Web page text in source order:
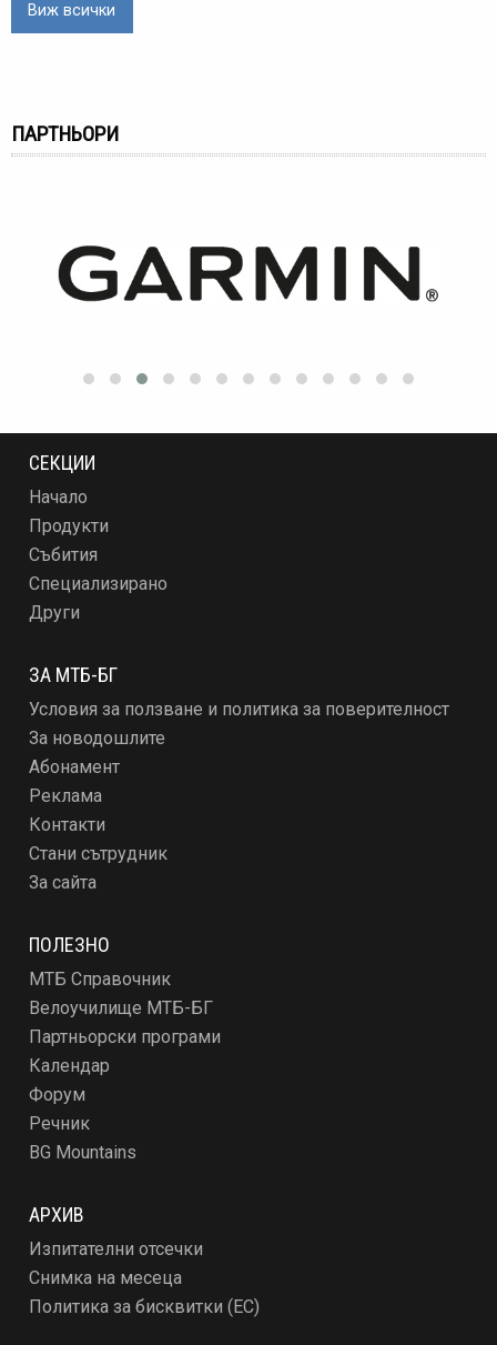
Виж всички
ПАРТНЬОРИ
СЕКЦИИ
Начало
Продукти
Събития
Специализирано
Други
ЗА МТБ-БГ
Условия за ползване и политика за поверителност
За новодошлите
Абонамент
Реклама
Контакти
Стани сътрудник
За сайта
ПОЛЕЗНО
МТБ Справочник
Велоучилище МТБ-БГ
Партньорски програми
Календар
Форум
Речник
BG Mountains
АРХИВ
Изпитателни отсечки
Снимка на месеца
Политика за бисквитки (ЕС)